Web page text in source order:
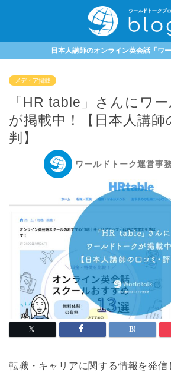
日本人講師のオンライン英会話「ワ
メディア掲載
「HR table」さんにワ
が掲載中！【日本人講
判】
ワールドトーク運営事
転職・キャリアに関する情報を発信